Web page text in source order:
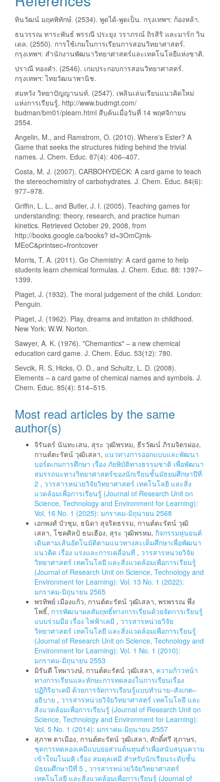
ทินวัฒน์ มฤคพิทักษ์. (2534). พูดได้-พูดเป็น. กรุงเทพฯ: ก้องหล้า.
ธนวรรณ ทาระพันธ์ พรรณี ประยุง วราภรณ์ ถิรสิริ และมาร์ก วิน
เดล. (2550). การใช้เกมในการเรียนการสอนวิทยาศาสตร์.
กรุงเทพฯ: สำนักงานพัฒนาวิทยาศาสตร์และเทคโนโลยีแห่งชาติ.
ปราณี ทองคำ. (2546). เกมประกอบการสอนวิทยาศาสตร์.
กรุงเทพฯ: ไทยวัฒนาพานิช.
สมหวัง วิทยาปัญญานนท์. (2547). เพลินเล่นเรียนแนวคิดใหม่
แห่งการเรียนรู้. http://www.budmgt.com/
budman/bm01/plearn.html สืบค้นเมื่อวันที่ 14 พฤศจิกายน
2554.
Angelin, M., and Ramstrom, O. (2010). Where's Ester? A
Game that seeks the structures hiding behind the trivial
names. J. Chem. Educ. 87(4): 406–407.
Costa, M. J. (2007). CARBOHYDECK: A card game to teach
the stereochemistry of carbohydrates. J. Chem. Educ. 84(6):
977–978.
Griffin, L. L., and Butler, J. I. (2005). Teaching games for
understanding: theory, research, and practice human
kinetics. Retrieved October 29, 2008, from
http://books.google.ca/books? id=3OmCjmk-
MEoC&printsec=frontcover
Morris, T. A. (2011). Go Chemistry: A card game to help
students learn chemical formulas. J. Chem. Educ. 88: 1397–
1399.
Piaget, J. (1932). The moral judgement of the child. London:
Penguin.
Piaget, J. (1962). Play, dreams and imitation in childhood.
New York: W.W. Norton.
Sawyer, A. K. (1976). "Chemantics" – a new chemical
education card game. J. Chem. Educ. 53(12): 780.
Sevcik, R. S, Hicks, O. D., and Schultz, L. D. (2008).
Elements – a card game of chemical names and symbols. J.
Chem. Educ. 85(4): 514–515.
Most read articles by the same
author(s)
จิรันตร์ นันทะเสน, สุระ วุฒิพรหม, ธีรวัฒน์ ภิรมจิตรผ่อง,
กานต์ตะรัตน์ วุฒิเสลา, แนวทางการออกแบบและพัฒนา
บอร์ดเกมการศึกษา เรื่อง ภัยพิบัติทางธรรมชาติ เพื่อพัฒนา
สมรรถนะทางวิทยาศาสตร์ของนักเรียนชั้นมัธยมศึกษาปีที่
2 , วารสารหน่วยวิจัยวิทยาศาสตร์ เทคโนโลยี และสิ่ง
แวดล้อมเพื่อการเรียนรู้ (Journal of Research Unit on
Science, Technology and Environment for Learning):
Vol. 16 No. 1 (2025): มกราคม-มิถุนายน 2568
เอกพงศ์ บัวชุม, ธนิดา สุจริตธรรม, กานต์ตะรัตน์ วุฒิ
เสลา, โชคศิลป์ ธนเฮือง, สุระ วุฒิพรหม, กิจกรรมหุ่นยนต์
เดินตามเส้นอัตโนมัติตามแนวทางสะเต็มศึกษาเพื่อพัฒนา
แนวคิด เรื่อง แรงและการเคลื่อนที่ , วารสารหน่วยวิจัย
วิทยาศาสตร์ เทคโนโลยี และสิ่งแวดล้อมเพื่อการเรียนรู้
(Journal of Research Unit on Science, Technology and
Environment for Learning): Vol. 13 No. 1 (2022):
มกราคม-มิถุนายน 2565
พรทิพย์ เมืองแก้ว, กานต์ตะรัตน์ วุฒิเสลา, พรพรรณ พึ่ง
โพธิ์, การพัฒนาผลสัมฤทธิ์ทางการเรียนด้วยจัดการเรียนรู้
แบบร่วมมือ เรื่อง ไฟฟ้าเคมี , วารสารหน่วยวิจัย
วิทยาศาสตร์ เทคโนโลยี และสิ่งแวดล้อมเพื่อการเรียนรู้
(Journal of Research Unit on Science, Technology and
Environment for Learning): Vol. 1 No. 1 (2010):
มกราคม-มิถุนายน 2553
มิรันตี โทผาวงษ์, กานต์ตะรัตน์ วุฒิเสลา, ความก้าวหน้า
ทางการเรียนและทักษะการทดลองในการเรียนเรื่อง
ปฏิกิริยาเคมี ด้วยการจัดการเรียนรู้แบบทำนาย–สังเกต–
อธิบาย , วารสารหน่วยวิจัยวิทยาศาสตร์ เทคโนโลยี และ
สิ่งแวดล้อมเพื่อการเรียนรู้ (Journal of Research Unit on
Science, Technology and Environment for Learning):
Vol. 5 No. 1 (2014): มกราคม-มิถุนายน 2557
สุภาพ ตาเมือง, กานต์ตะรัตน์ วุฒิเสลา, ศักดิ์ศรี สุภาษร,
ชุดการทดลองเคมีแบบย่อส่วนต้นทุนต่ำเพื่อสนับสนุนความ
เข้าใจมโนมติ เรื่อง สมดุลเคมี สำหรับนักเรียนระดับชั้น
มัธยมศึกษาปีที่ 5 , วารสารหน่วยวิจัยวิทยาศาสตร์
เทคโนโลยี และสิ่งแวดล้อมเพื่อการเรียนรู้ (Journal of